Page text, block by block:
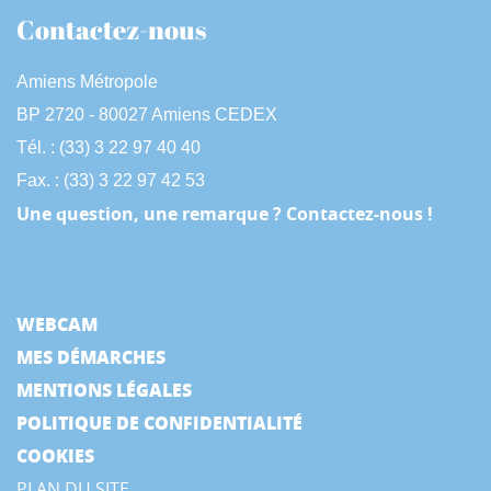
Contactez-nous
Amiens Métropole
BP 2720 - 80027 Amiens CEDEX
Tél. : (33) 3 22 97 40 40
Fax. : (33) 3 22 97 42 53
Une question, une remarque ? Contactez-nous !
WEBCAM
MES DÉMARCHES
MENTIONS LÉGALES
POLITIQUE DE CONFIDENTIALITÉ
COOKIES